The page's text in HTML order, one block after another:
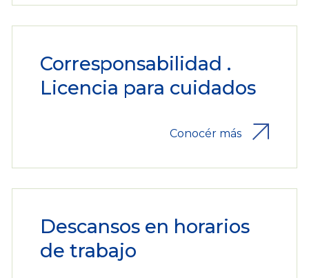
Corresponsabilidad .
Licencia para cuidados
Conocér más
Descansos en horarios
de trabajo